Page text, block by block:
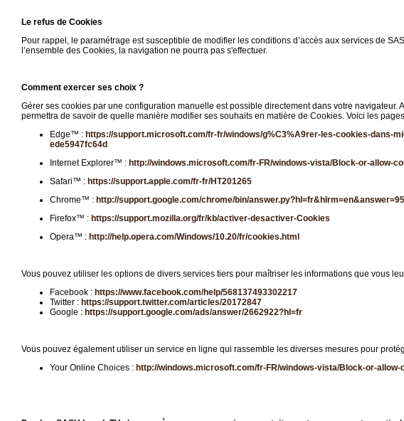
Le refus de Cookies
Pour rappel, le paramétrage est susceptible de modifier les conditions d’accès aux services de
l’ensemble des Cookies, la navigation ne pourra pas s'effectuer.
Comment exercer ses choix ?
Gérer ses cookies par une configuration manuelle est possible directement dans votre
permettra de savoir de quelle manière modifier ses souhaits en matière de Cookies. Voici les
Edge™ : https://support.microsoft.com/fr-fr/windows/g%C3%A9rer-les-cookies-dans-
ede5947fc64d
Internet Explorer™ : http://windows.microsoft.com/fr-FR/windows-vista/Block-or-allow-
Safari™ : https://support.apple.com/fr-fr/HT201265
Chrome™ : http://support.google.com/chrome/bin/
Firefox™ : https://support.mozilla.org/fr/kb/activer-desactiver-Cookies
Opera™ : http://help.opera.com/Windows/10.20/fr/cookies.html
Vous pouvez utiliser les options de divers services tiers pour maîtriser les informations que vous
Facebook : https://www.facebook.com/help/568137493302217
Twitter : https://support.twitter.com/articles/20172847
Google : https://support.google.com/ads/answer/2662922?hl=fr
Vous pouvez également utiliser un service en ligne qui rassemble les diverses mesures pour
Your Online Choices : http://windows.microsoft.com/fr-FR/windows-vista/Block-or-allow-